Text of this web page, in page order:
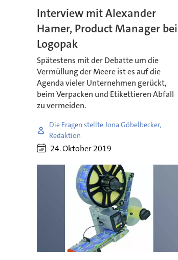
Interview mit Alexander
Hamer, Product Manager bei
Logopak
Spätestens mit der Debatte um die
Vermüllung der Meere ist es auf die
Agenda vieler Unternehmen gerückt,
beim Verpacken und Etikettieren Abfall
zu vermeiden.
Die Fragen stellte Jona Göbelbecker,
Redaktion
24. Oktober 2019